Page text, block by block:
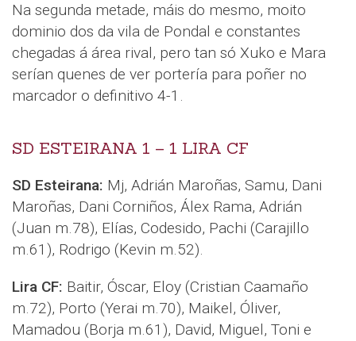
Na segunda metade, máis do mesmo, moito
dominio dos da vila de Pondal e constantes
chegadas á área rival, pero tan só Xuko e Mara
serían quenes de ver portería para poñer no
marcador o definitivo 4-1.
SD ESTEIRANA 1 – 1 LIRA CF
SD Esteirana: Mj, Adrián Maroñas, Samu, Dani
Maroñas, Dani Corniños, Álex Rama, Adrián
(Juan m.78), Elías, Codesido, Pachi (Carajillo
m.61), Rodrigo (Kevin m.52).
Lira CF: Baitir, Óscar, Eloy (Cristian Caamaño
m.72), Porto (Yerai m.70), Maikel, Óliver,
Mamadou (Borja m.61), David, Miguel, Toni e